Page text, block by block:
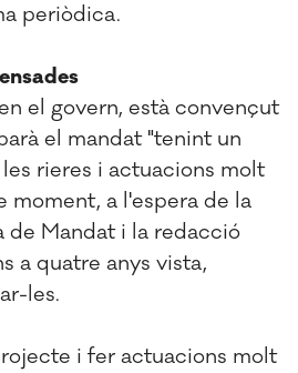
periòdica.
el govern, està convençut
el mandat "tenint un
rieres i actuacions molt
moment, a l'espera de la
de Mandat i la redacció
a quatre anys vista,
les.
i fer actuacions molt